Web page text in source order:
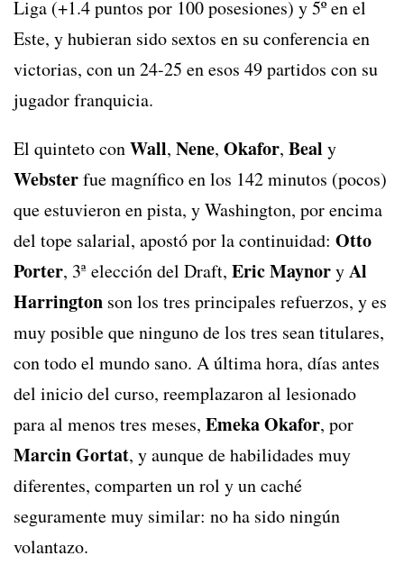
Liga (+1.4 puntos por 100 posesiones) y 5º en el
Este, y hubieran sido sextos en su conferencia en
victorias, con un 24-25 en esos 49 partidos con su
jugador franquicia.
El quinteto conWall, Nene, Okafor, Beal y
Websterfue magnífico en los 142 minutos (pocos)
que estuvieron en pista, y Washington, por encima
del tope salarial, apostó por la continuidad: Otto
Porter, 3ª elección del Draft, Eric MaynoryAl
Harrington son los tres principales refuerzos, y es
muy posible que ninguno de los tres sean titulares,
con todo el mundo sano. A última hora, días antes
del inicio del curso, reemplazaron al lesionado
para al menos tres meses, Emeka Okafor, por
Marcin Gortat, y aunque de habilidades muy
diferentes, comparten un rol y un caché
seguramente muy similar: no ha sido ningún
volantazo.